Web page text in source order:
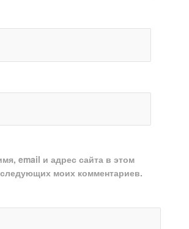
email и адрес сайта в этом
моих комментариев.